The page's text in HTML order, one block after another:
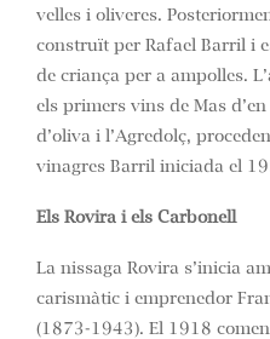
velles i oliveres.
construït per Rafael Barril i
de criança per a ampolles.
els primers vins de Mas
d’oliva i l’Agredolç,
vinagres Barril iniciada el
Els Rovira i els Carbonell
La nissaga Rovira s’inicia
carismàtic i emprenedor
(1873-1943). El 1918